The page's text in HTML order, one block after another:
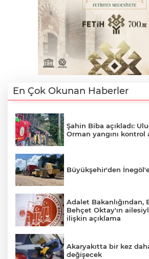
En Çok Okunan Haberler
Şahin Biba açıkladı:
Orman yangını kontrol
Büyükşehir'den
Adalet Bakanlığından,
Behçet Oktay'ın
ilişkin açıklama
Akaryakıtta bir kez
değişecek